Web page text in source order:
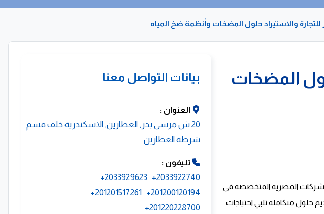
للتجارة والاستيراد حلول المضخات وأنظمة ضخ المياه
المضخات
حلول متكاملة تلبي احتياجات
بيانات التواصل معنا
العنوان :
20 ش مرسى بدر, العطارين, الاسكندرية خلف قسم
شرطة العطارين
تليفون :
2033922740+
2033929623+
201200120194+
201201517261+
201220228700+